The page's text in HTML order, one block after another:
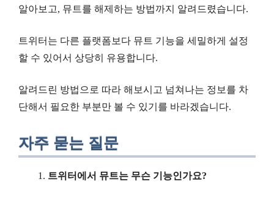
알아보고, 뮤트를 해제하는 방법까지 알려드렸습니다.
트위터는 다른 플랫폼보다 뮤트 기능을 세밀하게 설정
할 수 있어서 상당히 유용합니다.
알려드린 방법으로 따라 해보시고 넘쳐나는 정보를 차
단해서 필요한 부분만 볼 수 있기를 바라겠습니다.
자주 묻는 질문
트위터에서 뮤트는 무슨 기능인가요?